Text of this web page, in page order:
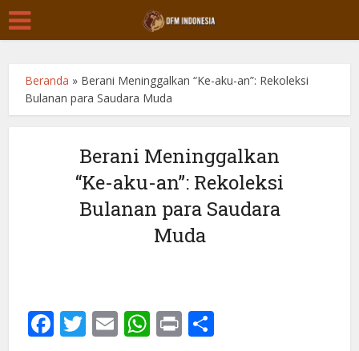
Beranda » Berani Meninggalkan “Ke-aku-an”: Rekoleksi
Bulanan para Saudara Muda
Berani Meninggalkan
“Ke-aku-an”: Rekoleksi
Bulanan para Saudara
Muda
Facebook
Twitter
EmailWhatsApp
Print